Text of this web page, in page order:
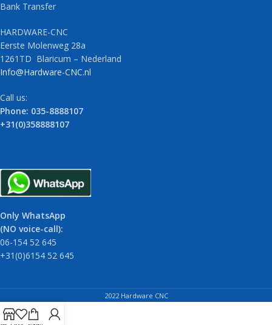
Bank Transfer
HARDWARE-CNC
Eerste Molenweg 28a
1261TD Blaricum – Nederland
Info@Hardware-CNC.nl
Call us:
Phone: 035-8888107
+31(0)358888107
Only WhatsApp
(NO voice-call):
06-154 52 645
+31(0)6154 52 645
2022 Hardware CNC